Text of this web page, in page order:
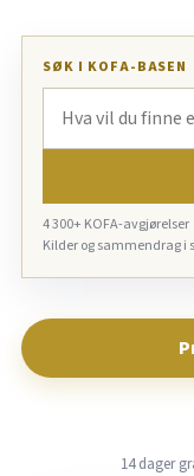
SØK I KOFA-BASEN
4 300+ KOFA-avgjørelser
Kilder og sammendrag i
14 dager